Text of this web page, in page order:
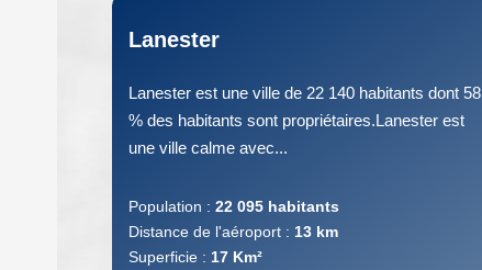
Lanester
Lanester est une ville de 22 140 habitants dont 58
% des habitants sont propriétaires.Lanester est
une ville calme avec...
Population : 22 095 habitants
Distance de l'aéroport : 13 km
Superficie : 17 Km²